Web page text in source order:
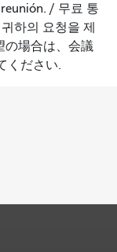
/ 무료 통
하의 요청을 제
の場合は、会議
ください.